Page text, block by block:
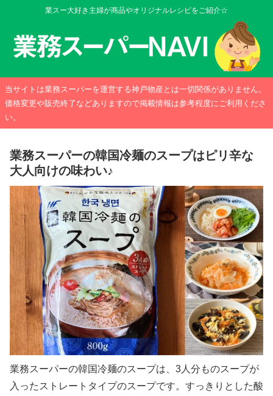
業スー大好き主婦が商品やオリジナルレシピをご紹介☆
当サイトは業務スーパーを運営する神戸物産とは一切関係がありません。
価格変更や販売終了などありますので掲載情報は参考程度にご利用くださ
い。
業務スーパーの韓国冷麺のスープはピリ辛な
大人向けの味わい♪
業務スーパーの韓国冷麺のスープは、3人分ものスープが
入ったストレートタイプのスープです。すっきりとした酸